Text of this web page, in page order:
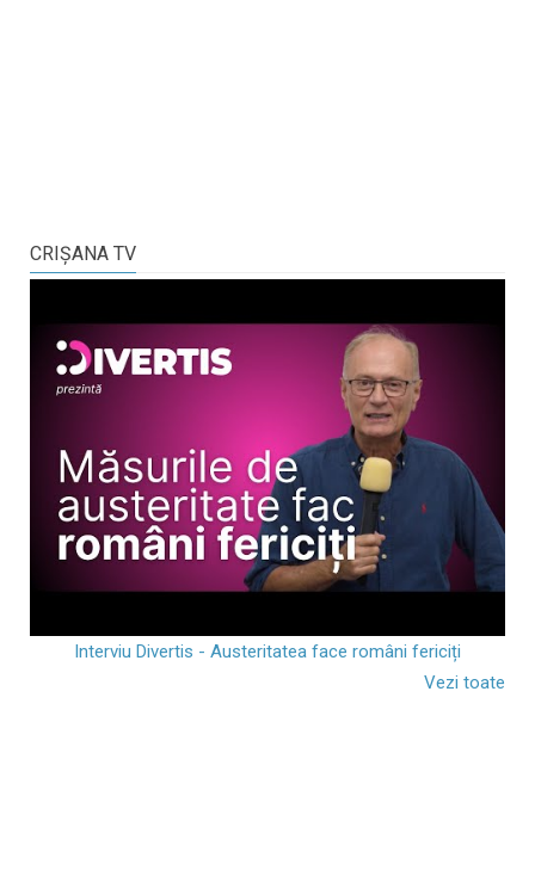
CRIŞANA TV
Interviu Divertis - Austeritatea face români fericiți
Vezi toate